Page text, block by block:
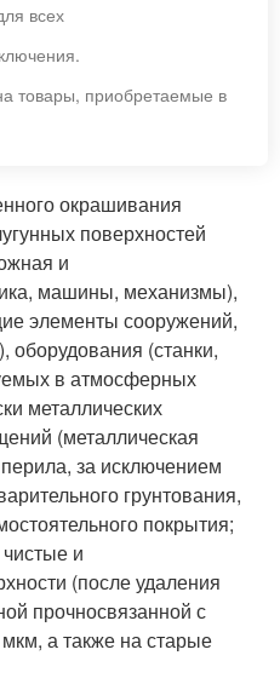
всех
товары, приобретаемые в
окрашивания
поверхностей
и
машины, механизмы),
элементы сооружений,
оборудования (станки,
в атмосферных
металлических
(металлическая
за исключением
грунтования,
покрытия;
и
(после удаления
прочносвязанной с
а также на старые